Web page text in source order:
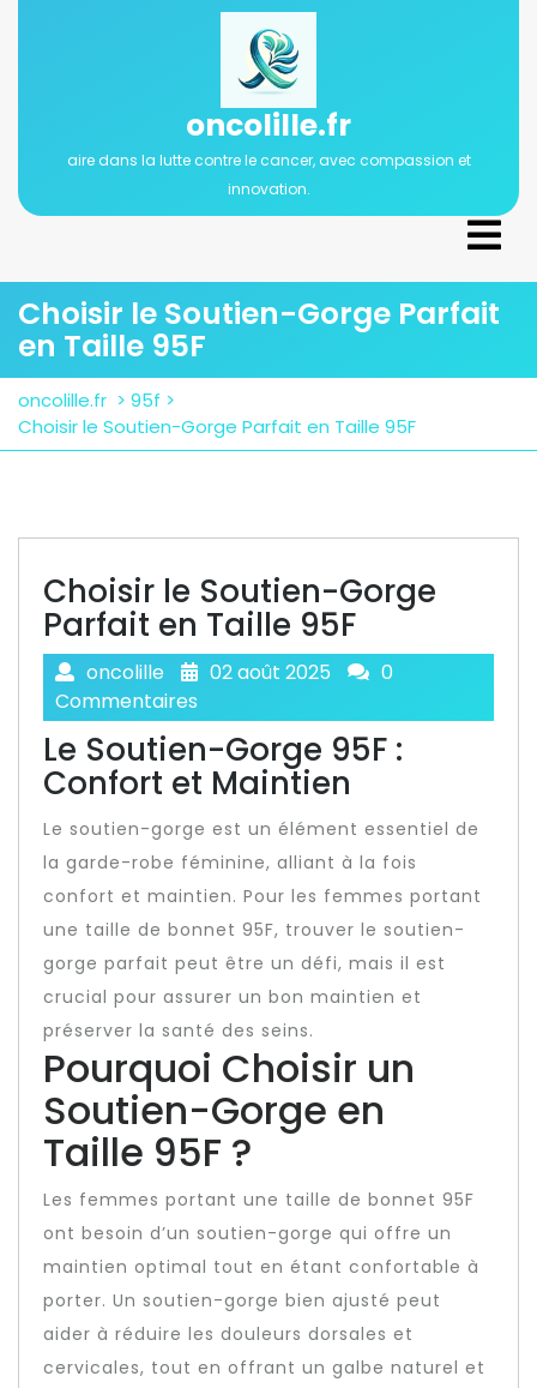
oncolille.fr
aire dans la lutte contre le cancer, avec compassion et
innovation.
Choisir le Soutien-Gorge Parfait
en Taille 95F
oncolille.fr > 95f >
Choisir le Soutien-Gorge Parfait en Taille 95F
Choisir le Soutien-Gorge
Parfait en Taille 95F
oncolille 02 août 2025
0
Commentaires
Le Soutien-Gorge 95F :
Confort et Maintien
Le soutien-gorge est un élément essentiel de
la garde-robe féminine, alliant à la fois
confort et maintien. Pour les femmes portant
une taille de bonnet 95F, trouver le soutien-
gorge parfait peut être un défi, mais il est
crucial pour assurer un bon maintien et
préserver la santé des seins.
Pourquoi Choisir un
Soutien-Gorge en
Taille 95F ?
Les femmes portant une taille de bonnet 95F
ont besoin d’un soutien-gorge qui offre un
maintien optimal tout en étant confortable à
porter. Un soutien-gorge bien ajusté peut
aider à réduire les douleurs dorsales et
cervicales, tout en offrant un galbe naturel et